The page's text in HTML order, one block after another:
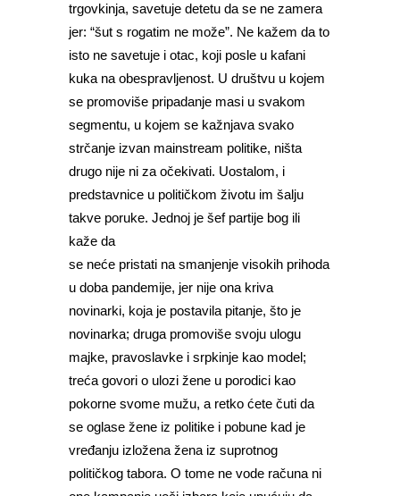
trgovkinja, savetuje detetu da se ne zamera
jer: “šut s rogatim ne može”. Ne kažem da to
isto ne savetuje i otac, koji posle u kafani
kuka na obespravljenost. U društvu u kojem
se promoviše pripadanje masi u svakom
segmentu, u kojem se kažnjava svako
strčanje izvan mainstream politike, ništa
drugo nije ni za očekivati. Uostalom, i
predstavnice u političkom životu im šalju
takve poruke. Jednoj je šef partije bog ili
kaže da
se neće pristati na smanjenje visokih prihoda
u doba pandemije, jer nije ona kriva
novinarki, koja je postavila pitanje, što je
novinarka; druga promoviše svoju ulogu
majke, pravoslavke i srpkinje kao model;
treća govori o ulozi žene u porodici kao
pokorne svome mužu, a retko ćete čuti da
se oglase žene iz politike i pobune kad je
vređanju izložena žena iz suprotnog
političkog tabora. O tome ne vode računa ni